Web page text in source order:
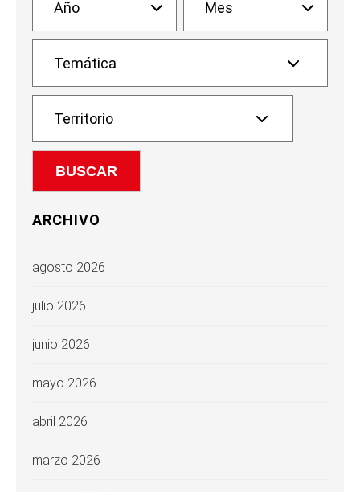
ARCHIVO
agosto 2026
julio 2026
junio 2026
mayo 2026
abril 2026
marzo 2026